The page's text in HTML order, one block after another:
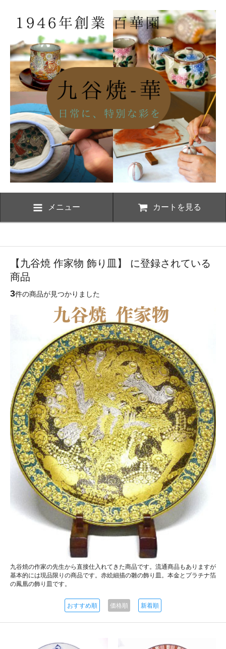
メニュー カートを見る
【九谷焼 作家物 飾り皿】 に登録されている
商品
3件の商品が見つかりました
九谷焼の作家の先生から直接仕入れてきた商品です。流通商品もありますが
基本的には現品限りの商品です。赤絵細描の雛の飾り皿。本金とプラチナ箔
の鳳凰の飾り皿です。
おすすめ順 価格順 新着順